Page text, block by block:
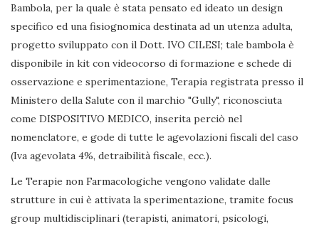
Bambola, per la quale è stata pensato ed ideato un design
specifico ed una fisiognomica destinata ad un utenza adulta,
progetto sviluppato con il Dott. IVO CILESI; tale bambola è
disponibile in kit con videocorso di formazione e schede di
osservazione e sperimentazione, Terapia registrata presso il
Ministero della Salute con il marchio "Gully", riconosciuta
come DISPOSITIVO MEDICO, inserita perciò nel
nomenclatore, e gode di tutte le agevolazioni fiscali del caso
(Iva agevolata 4%, detraibilità fiscale, ecc.).
Le Terapie non Farmacologiche vengono validate dalle
strutture in cui è attivata la sperimentazione, tramite focus
group multidisciplinari (terapisti, animatori, psicologi,